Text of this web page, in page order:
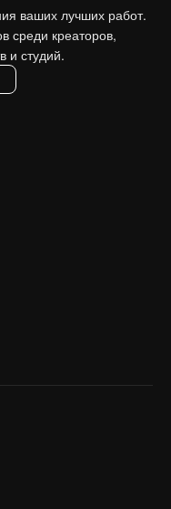
ваших лучших работ.
среди креаторов,
и студий.